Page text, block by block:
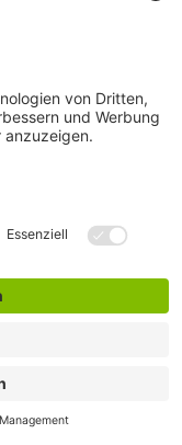
Widerruf
anders angegeben.